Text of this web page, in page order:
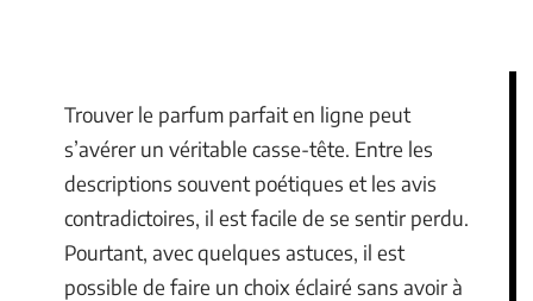
Trouver le parfum parfait en ligne peut
s’avérer un véritable casse-tête. Entre les
descriptions souvent poétiques et les avis
contradictoires, il est facile de se sentir perdu.
Pourtant, avec quelques astuces, il est
possible de faire un choix éclairé sans avoir à